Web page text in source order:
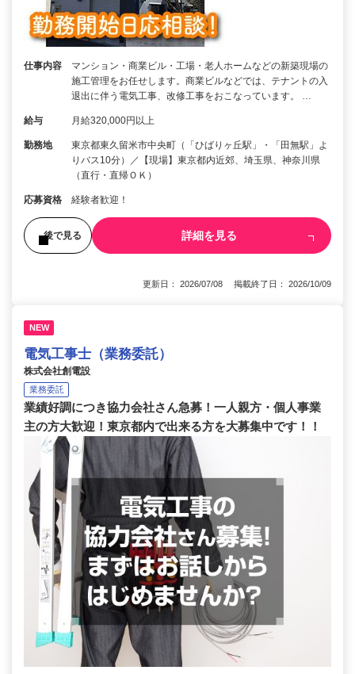
仕事内容
マンション・商業ビル・工場・老人ホームなどの新築現場の
施工管理をお任せします。商業ビルなどでは、テナントの入
退出に伴う電気工事、改修工事をおこなっています。 …
給与 月給320,000円以上
勤務地
東京都東久留米市中央町（「ひばりヶ丘駅」・「田無駅」よ
りバス10分）／【現場】東京都内近郊、埼玉県、神奈川県
（直行・直帰ＯＫ）
応募資格 経験者歓迎！
後で見る 詳細を見る
更新日： 2026/07/08 掲載終了日： 2026/10/09
NEW
電気工事士（業務委託）
株式会社創電設
業務委託
業績好調につき協力会社さん急募！一人親方・個人事業
主の方大歓迎！東京都内で出来る方を大募集中です！！